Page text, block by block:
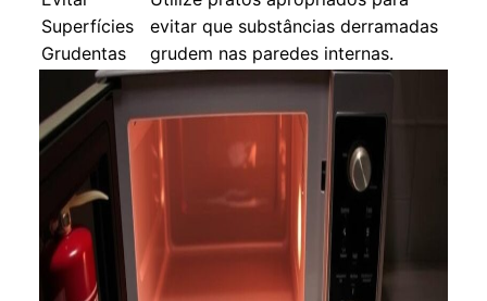
Superfícies
Grudentas
evitar que substâncias derramadas
grudem nas paredes internas.